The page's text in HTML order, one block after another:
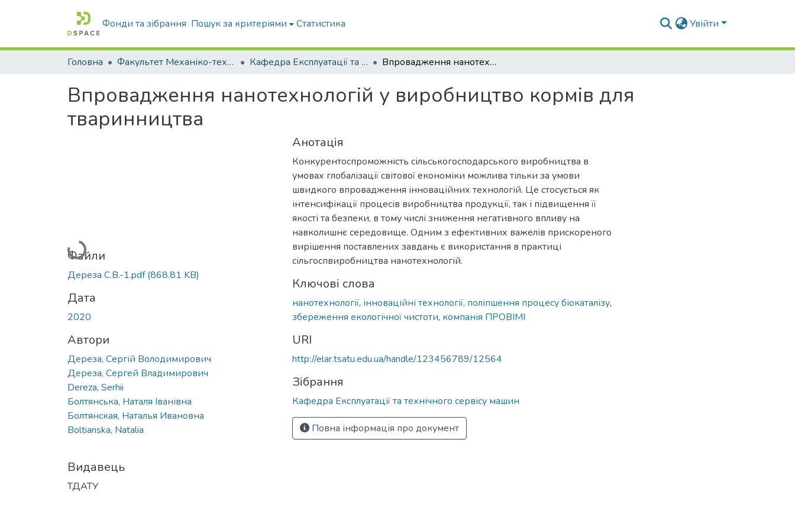
Фонди та зібрання Пошук за критеріями Статистика Увійти
Головна Факультет Механіко-технологічний Кафедра Експлуатації та технічного сервісу машин Впровадження нанотехнологій у виробництво кормів для тваринництва
Впровадження нанотехнологій у виробництво кормів для
тваринництва
Вантажиться...
Файли
Дереза С.В.-1.pdf(868.81 KB)
Дата
2020
Автори
Дереза, Сергій Володимирович
Дереза, Сергей Владимирович
Dereza, Serhii
Болтянська, Наталя Іванівна
Болтянская, Наталья Ивановна
Boltianska, Natalia
Видавець
ТДАТУ
Анотація
Конкурентоспроможність сільськогосподарського виробництва в
умовах глобалізації світової економіки можлива тільки за умови
швидкого впровадження інноваційних технологій. Це стосується як
інтенсифікації процесів виробництва продукції, так і підвищення її
якості та безпеки, в тому числі зниження негативного впливу на
навколишнє середовище. Одним з ефективних важелів прискореного
вирішення поставлених завдань є використання в практиці
сільгоспвиробництва нанотехнологій.
Ключові слова
нанотехнології, інноваційні технології, поліпшення процесу біокаталізу,
збереження екологічної чистоти, компанія ПРОВІМІ
URI
http://elar.tsatu.edu.ua/handle/123456789/12564
Зібрання
Кафедра Експлуатації та технічного сервісу машин
Повна інформація про документ